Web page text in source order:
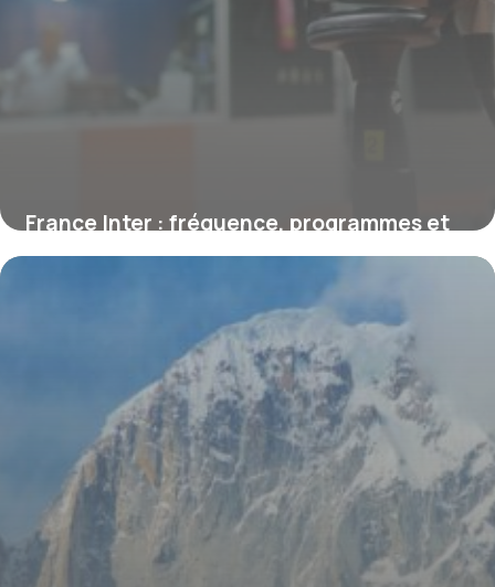
France Inter : fréquence, programmes et
audiences, le guide complet